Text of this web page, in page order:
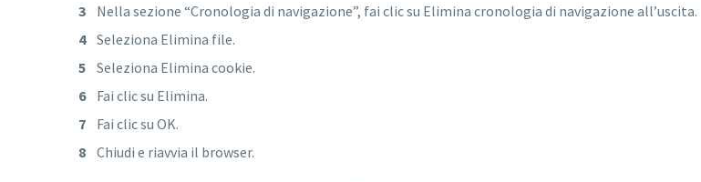
Nella sezione “Cronologia di navigazione”, fai clic su Elimina cronologia di navigazione all’uscita.
Seleziona Elimina file.
Seleziona Elimina cookie.
Fai clic su Elimina.
Fai clic su OK.
Chiudi e riavvia il browser.